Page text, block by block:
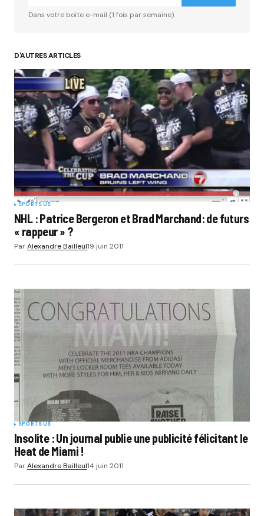
Your Name*
Your E-mail*
Submit Comment
Dans votre boite e-mail (1 fois par semaine).
D'AUTRES ARTICLES
SPORTS US
NHL : Patrice Bergeron et Brad Marchand: de futurs
« rappeur » ?
ParAlexandre Bailleul19 juin 2011
SPORTS US
Insolite : Un journal publie une publicité félicitant le
Heat de Miami !
ParAlexandre Bailleul14 juin 2011